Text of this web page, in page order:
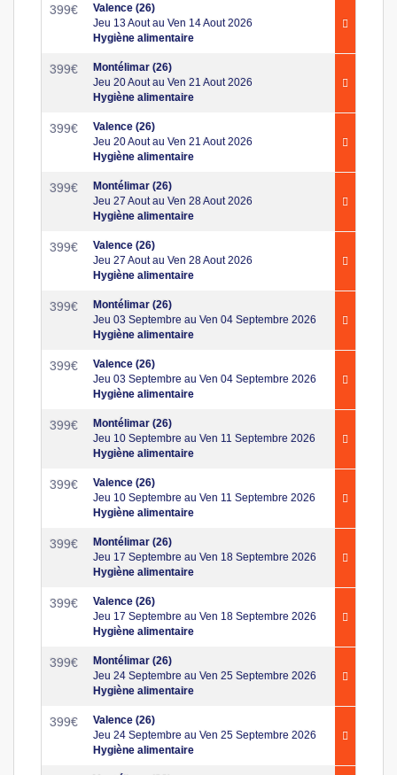
399€
Valence (26)
Jeu 13 Aout au Ven 14 Aout 2026
Hygiène alimentaire
399€
Montélimar (26)
Jeu 20 Aout au Ven 21 Aout 2026
Hygiène alimentaire
399€
Valence (26)
Jeu 20 Aout au Ven 21 Aout 2026
Hygiène alimentaire
399€
Montélimar (26)
Jeu 27 Aout au Ven 28 Aout 2026
Hygiène alimentaire
399€
Valence (26)
Jeu 27 Aout au Ven 28 Aout 2026
Hygiène alimentaire
399€
Montélimar (26)
Jeu 03 Septembre au Ven 04 Septembre 2026
Hygiène alimentaire
399€
Valence (26)
Jeu 03 Septembre au Ven 04 Septembre 2026
Hygiène alimentaire
399€
Montélimar (26)
Jeu 10 Septembre au Ven 11 Septembre 2026
Hygiène alimentaire
399€
Valence (26)
Jeu 10 Septembre au Ven 11 Septembre 2026
Hygiène alimentaire
399€
Montélimar (26)
Jeu 17 Septembre au Ven 18 Septembre 2026
Hygiène alimentaire
399€
Valence (26)
Jeu 17 Septembre au Ven 18 Septembre 2026
Hygiène alimentaire
399€
Montélimar (26)
Jeu 24 Septembre au Ven 25 Septembre 2026
Hygiène alimentaire
399€
Valence (26)
Jeu 24 Septembre au Ven 25 Septembre 2026
Hygiène alimentaire